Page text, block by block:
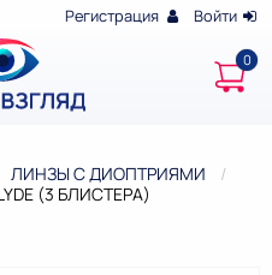
Регистрация Войти
ЛИНЗЫ С ДИОПТРИЯМИ
(3 БЛИСТЕРА)